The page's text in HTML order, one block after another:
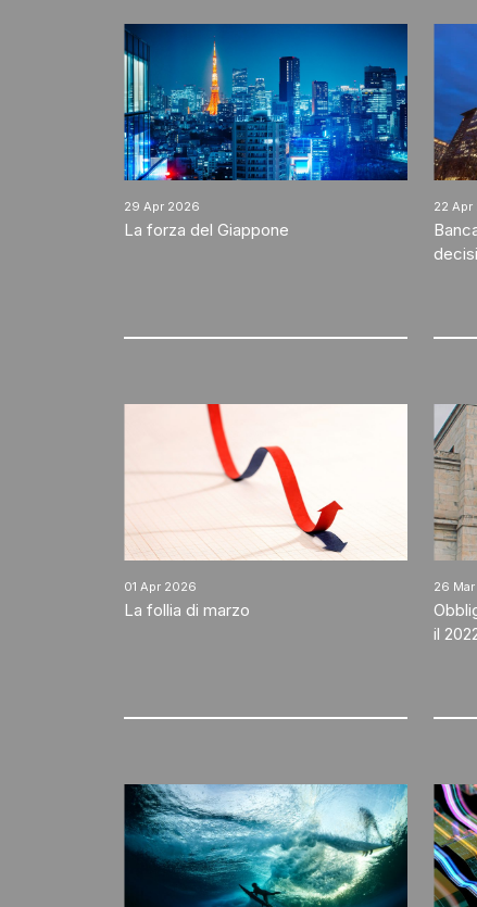
29 Apr 2026
La forza del Giappone
22 Apr
01 Apr 2026
La follia di marzo
26
il